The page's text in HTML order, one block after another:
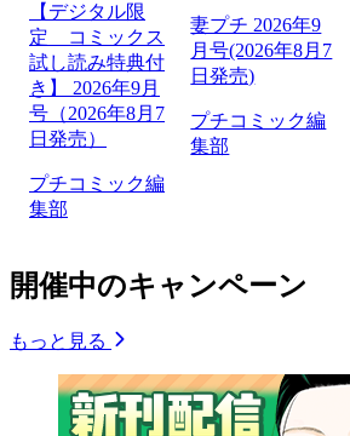
【デジタル限
定 コミックス
試し読み特典付
き】 2026年9月
号（2026年8月7
日発売）
プチコミック編
集部
妻プチ 2026年9
月号(2026年8月7
日発売)
プチコミック編
集部
開催中のキャンペーン
もっと見る